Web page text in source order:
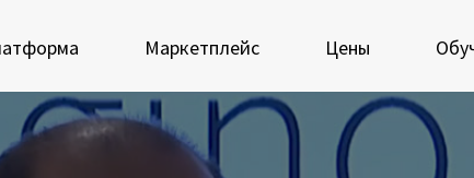
Маркетплейс Цены